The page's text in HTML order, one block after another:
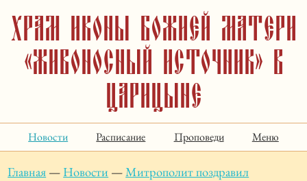
Храм иконы Божией Матери
«Живоносный Источник» в
Царицыне
Новости Расписание Проповеди Меню
Главная — Новости —Митрополит поздравил